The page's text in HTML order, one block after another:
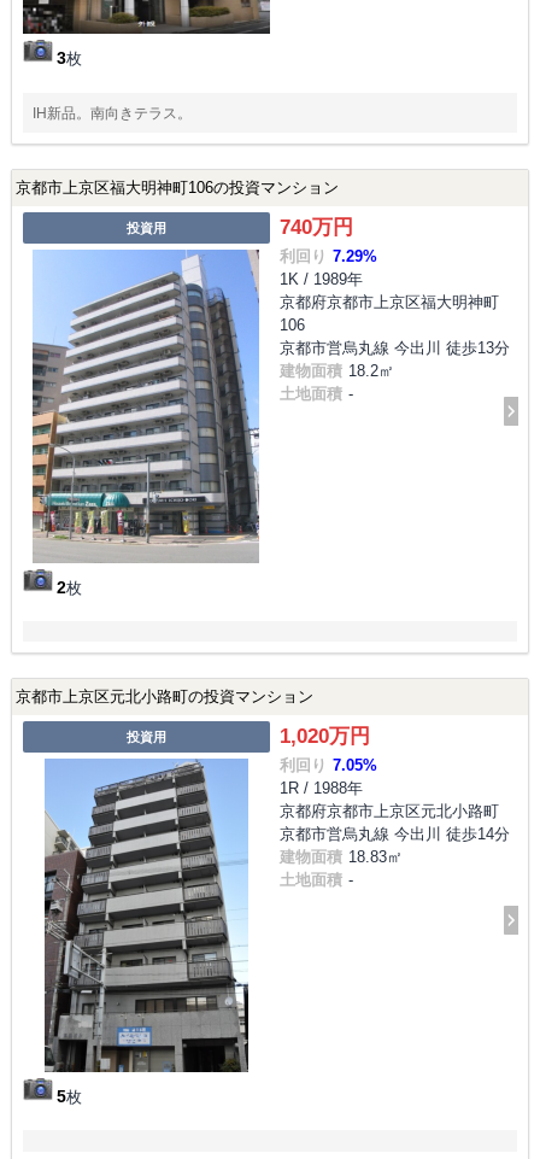
3枚
IH新品。南向きテラス。
京都市上京区福大明神町106の投資マンション
投資用
2枚
740万円
利回り 7.29%
1K / 1989年
京都府京都市上京区福大明神町
106
京都市営烏丸線 今出川 徒歩13分
建物面積 18.2㎡
土地面積 -
京都市上京区元北小路町の投資マンション
投資用
5枚
1,020万円
利回り 7.05%
1R / 1988年
京都府京都市上京区元北小路町
京都市営烏丸線 今出川 徒歩14分
建物面積 18.83㎡
土地面積 -